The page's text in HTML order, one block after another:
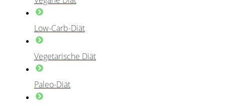
Low-Carb-Diät
Vegetarische Diät
Paleo-Diät